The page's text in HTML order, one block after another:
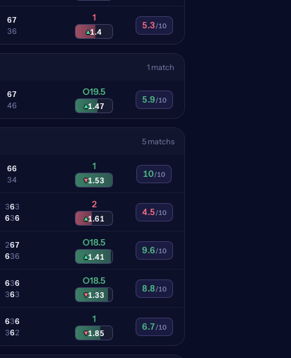
6
3
7
6
1
▴1.4
5.3/10
1 match
6
4
7
6
O19.5
▴1.47
5.9/10
5 matchs
6
3
6
4
1
▾1.53
10/10
3
6
6
3
3
6
2
▴1.61
4.5/10
2
6
6
3
7
6
O18.5
▴1.41
9.6/10
6
3
3
6
6
3
O18.5
▾1.33
8.8/10
6
3
3
6
6
2
1
▾1.85
6.7/10